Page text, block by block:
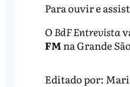
Para ouvir e
O BdF Entrevista
FM na Grande
Editado por: